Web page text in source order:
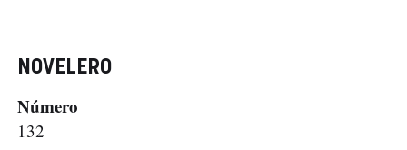
NOVELERO
Número
132